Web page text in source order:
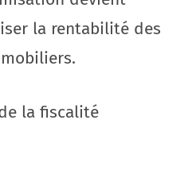
la rentabilité des
la fiscalité